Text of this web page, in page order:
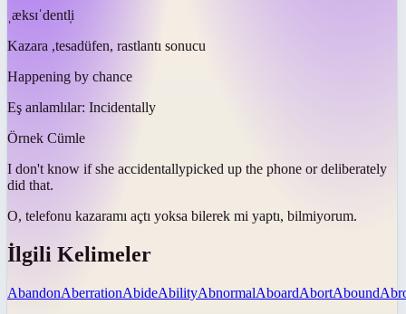
ˌæksɪˈdentl̩i
Kazara ,tesadüfen, rastlantı sonucu
Happening by chance
Eş anlamlılar: Incidentally
Örnek Cümle
I don't know if she accidentallypicked up the phone or deliberately
did that.
O, telefonu kazaramı açtı yoksa bilerek mi yaptı, bilmiyorum.
İlgili Kelimeler
AbandonAberrationAbideAbilityAbnormalAboardAbortAbound